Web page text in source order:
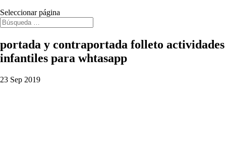
Seleccionar página
portada y contraportada folleto actividades
infantiles para whtasapp
23 Sep 2019